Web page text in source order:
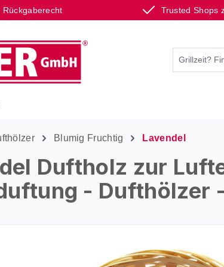
Rückgaberecht Trusted Shops
springen
Blumig Fruchtig Lavendel
Duftholz zur
-